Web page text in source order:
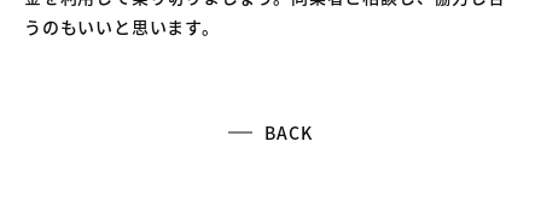
うのもいいと思います。
BACK